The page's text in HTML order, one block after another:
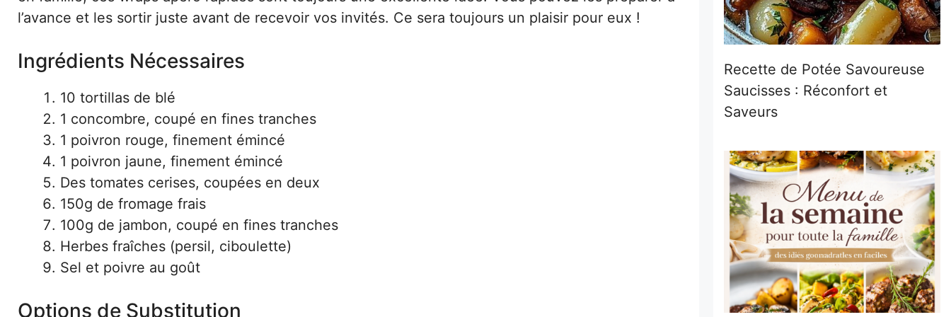
l’avance et les sortir juste avant de recevoir vos invités. Ce sera toujours un plaisir pour eux !
Ingrédients Nécessaires
10 tortillas de blé
1 concombre, coupé en fines tranches
1 poivron rouge, finement émincé
1 poivron jaune, finement émincé
Des tomates cerises, coupées en deux
150g de fromage frais
100g de jambon, coupé en fines tranches
Herbes fraîches (persil, ciboulette)
Sel et poivre au goût
Options de Substitution
Recette de Potée Savoureuse
Saucisses : Réconfort et
Saveurs